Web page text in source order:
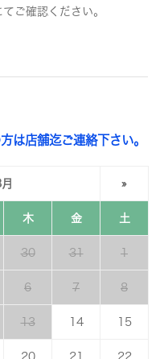
ご確認ください。
は店舗迄ご連絡下さい。
»
木 金 土
30 31 1
6 7 8
13 14 15
20 21 22